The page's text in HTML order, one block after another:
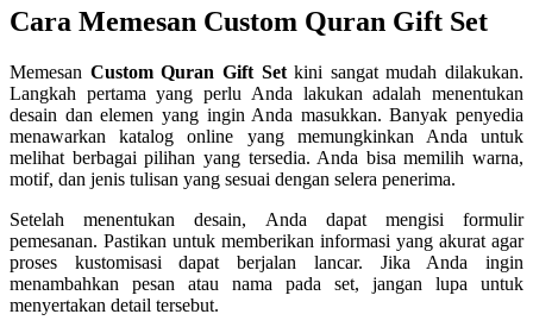
Cara Memesan Custom Quran Gift Set
Memesan Custom Quran Gift Setkini sangat mudah dilakukan.
Langkah pertama yang perlu Anda lakukan adalah menentukan
desain dan elemen yang ingin Anda masukkan. Banyak penyedia
menawarkan katalog online yang memungkinkan Anda untuk
melihat berbagai pilihan yang tersedia. Anda bisa memilih warna,
motif, dan jenis tulisan yang sesuai dengan selera penerima.
Setelah menentukan desain, Anda dapat mengisi formulir
pemesanan. Pastikan untuk memberikan informasi yang akurat agar
proses kustomisasi dapat berjalan lancar. Jika Anda ingin
menambahkan pesan atau nama pada set, jangan lupa untuk
menyertakan detail tersebut.